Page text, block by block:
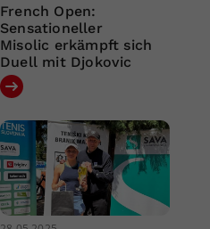
French Open:
Sensationeller
Misolic erkämpft sich
Duell mit Djokovic